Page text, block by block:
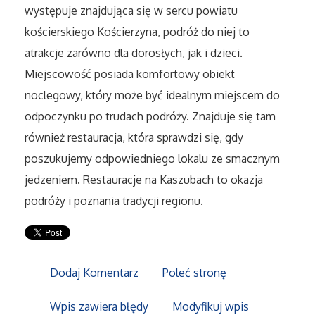
Elektronika, RTV, AGD
Art. Dla Zwierząt
Ogród, Rośliny
Art. Spożywcze
Elektronarzędzia
występuje znajdująca się w sercu powiatu
kościerskiego Kościerzyna, podróż do niej to
atrakcje zarówno dla dorosłych, jak i dzieci.
Miejscowość posiada komfortowy obiekt
noclegowy, który może być idealnym miejscem do
odpoczynku po trudach podróży. Znajduje się tam
również restauracja, która sprawdzi się, gdy
poszukujemy odpowiedniego lokalu ze smacznym
jedzeniem. Restauracje na Kaszubach to okazja
podróży i poznania tradycji regionu.
Dodaj Komentarz Poleć stronę
Wpis zawiera błędy Modyfikuj wpis